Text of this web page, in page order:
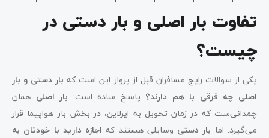
تفاوت بار اصلی و بار دستی در
چیست؟
یکی از سوالات رایج مسافران قبل از پرواز این است که بار دستی و بار
اصلی چه فرقی با هم دارند؟ پاسخ ساده است: بار اصلی همان
چمدانی‌ست که در زمان تحویل به ایرلاین، در بخش بار هواپیما قرار
می‌گیرد. اما بار دستی وسایلی هستند که اجازه دارید با خودتان به